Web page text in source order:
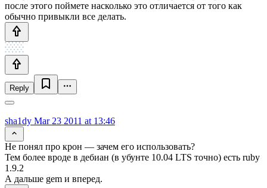
после этого поймете насколько это отличается от того как
обычно привыкли все делать.
Reply
sha1dy Mar 23 2011 at 13:46
Не понял про крон — зачем его использовать?
Тем более вроде в дебиан (в убунте 10.04 LTS точно) есть ruby
1.9.2
А дальше gem и вперед.